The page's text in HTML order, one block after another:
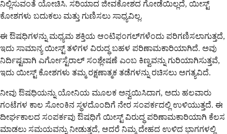
ನಿಲ್ಲಿಸುವಂತೆ ಯೋಚಿಸಿ. ಸರಿಯಾದ ಜೀವಕೋಶದ ಗೋಡೆಯಿಲ್ಲದೆ, ಯೀಸ್ಟ್
ಕೋಶಗಳು ಬದುಕಲು ಮತ್ತು ಗುಣಿಸಲು ಸಾಧ್ಯವಿಲ್ಲ.
ಈ ಔಷಧಿಗಳನ್ನು ಮಧ್ಯಮ ಶಕ್ತಿಯ ಆಂಟಿಫಂಗಲ್‌ಗಳೆಂದು ಪರಿಗಣಿಸಲಾಗುತ್ತದೆ,
ಇದು ಸಾಮಾನ್ಯ ಯೀಸ್ಟ್ ತಳಿಗಳ ವಿರುದ್ಧ ಬಹಳ ಪರಿಣಾಮಕಾರಿಯಾಗಿದೆ. ಅವು
ನಿರ್ದಿಷ್ಟವಾಗಿ ಎರ್ಗೋಸ್ಟೆರಾಲ್ ಸಂಶ್ಲೇಷಣೆ ಎಂಬ ಕಿಣ್ವವನ್ನು ಗುರಿಯಾಗಿಸುತ್ತವೆ,
ಇದು ಯೀಸ್ಟ್ ಕೋಶಗಳು ತಮ್ಮ ರಕ್ಷಣಾತ್ಮಕ ತಡೆಗಳನ್ನು ರಚಿಸಲು ಅಗತ್ಯವಿದೆ.
ನೀವು ಔಷಧಿಯನ್ನು ಯೋನಿಯ ಮೂಲಕ ಅನ್ವಯಿಸಿದಾಗ, ಅದು ಹಲವಾರು
ಗಂಟೆಗಳ ಕಾಲ ಸೋಂಕಿನ ಸ್ಥಳದೊಂದಿಗೆ ನೇರ ಸಂಪರ್ಕದಲ್ಲಿ ಉಳಿಯುತ್ತದೆ. ಈ
ದೀರ್ಘಕಾಲದ ಸಂಪರ್ಕವು ಔಷಧಿಗೆ ಯೀಸ್ಟ್ ವಿರುದ್ಧ ಪರಿಣಾಮಕಾರಿಯಾಗಿ ಕೆಲಸ
ಮಾಡಲು ಸಮಯವನ್ನು ನೀಡುತ್ತದೆ, ಆದರೆ ನಿಮ್ಮ ದೇಹದ ಉಳಿದ ಭಾಗಗಳಲ್ಲಿ